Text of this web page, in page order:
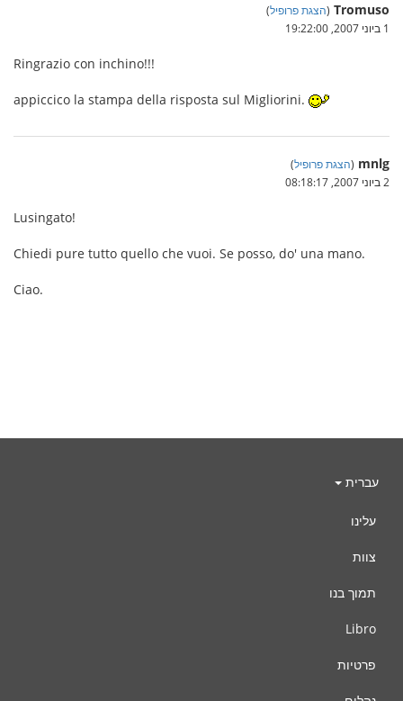
Tromuso
(הצגת פרופיל)
1 ביוני 2007, 19:22:00
Ringrazio con inchino!!!
appiccico la stampa della risposta sul Migliorini.
mnlg
(הצגת פרופיל)
2 ביוני 2007, 08:18:17
Lusingato!
Chiedi pure tutto quello che vuoi. Se posso, do' una mano.
Ciao.
עברית
עלינו
צוות
תמוך בנו
Libro
פרטיות